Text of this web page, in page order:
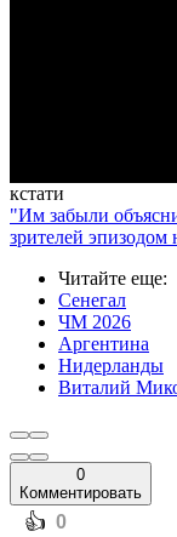
кстати
"Им забыли
зрителей эпизодом
Читайте еще:
Сенегал
ЧМ 2026
Аргентина
Нидерланды
Виталий
0
Комментировать
️👍 0